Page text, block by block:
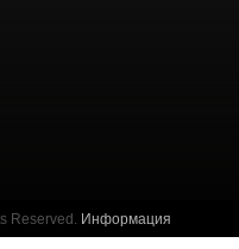
Reserved. Информация